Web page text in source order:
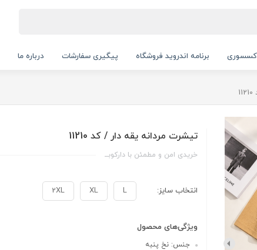
برنامه اندروید فروشگاه پیگیری سفارشات درباره ما
تیشرت مردانه یقه دار / کد 11210
خریدی امن و مطمئن با دارکوبــ
انتخاب سایز: L
XL
2XL
ویژگی‌های محصول
جنس: نخ پنبه